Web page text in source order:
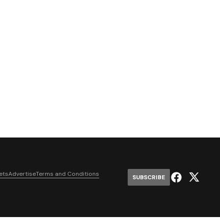
AdvertiseTerms and Conditions
SUBSCRIBE